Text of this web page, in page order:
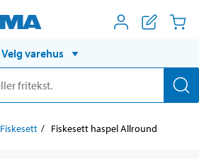
Velg varehus
Fiskesett Fiskesett haspel Allround